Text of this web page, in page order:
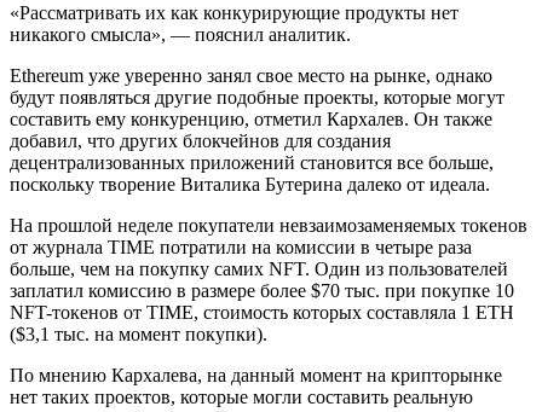
«Рассматривать их как конкурирующие продукты нет
никакого смысла», — пояснил аналитик.
Ethereum уже уверенно занял свое место на рынке, однако
будут появляться другие подобные проекты, которые могут
составить ему конкуренцию, отметил Кархалев. Он также
добавил, что других блокчейнов для создания
децентрализованных приложений становится все больше,
поскольку творение Виталика Бутерина далеко от идеала.
На прошлой неделе покупатели невзаимозаменяемых токенов
от журнала TIME потратили на комиссии в четыре раза
больше, чем на покупку самих NFT. Один из пользователей
заплатил комиссию в размере более $70 тыс. при покупке 10
NFT-токенов от TIME, стоимость которых составляла 1 ETH
($3,1 тыс. на момент покупки).
По мнению Кархалева, на данный момент на крипторынке
нет таких проектов, которые могли составить реальную